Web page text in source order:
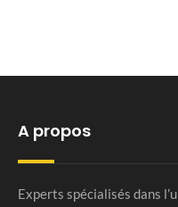
A propos
Experts spécialisés dans